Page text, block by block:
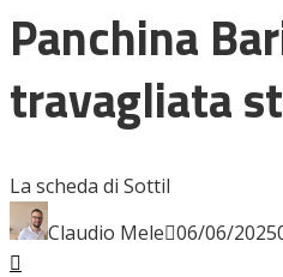
Giovanili
Le pagelle
Panchina
travagliata
La scheda di Sottil
Claudio Mele 06/06/2025
Facebook
Twitter
LinkedIn
Pinterest